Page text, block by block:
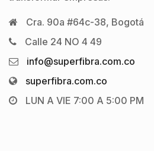
Cra. 90a #64c-38, Bogotá
Calle 24 NO 4 49
info@superfibra.com.co
superfibra.com.co
LUN A VIE 7:00 A 5:00 PM